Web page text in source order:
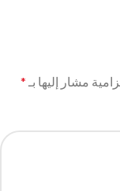
مشار إليها بـ *